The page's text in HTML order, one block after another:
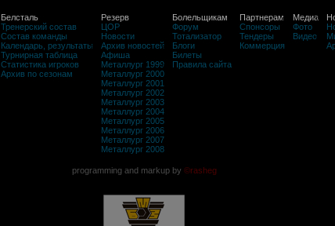
Белсталь
Тренерский состав
Состав команды
Календарь, результаты
Турнирная таблица
Статистика игроков
Архив по сезонам
Резерв
ЦОР
Новости
Архив новостей
Афиша
Металлург 1999
Металлург 2000
Металлург 2001
Металлург 2002
Металлург 2003
Металлург 2004
Металлург 2005
Металлург 2006
Металлург 2007
Металлург 2008
Болельщикам
Форум
Тотализатор
Блоги
Билеты
Правила сайта
Партнерам
Спонсоры
Тендеры
Коммерция
Медиа
Фото
Видео
programming and markup by ©rasheg